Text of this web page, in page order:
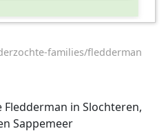
families/fledderman
in Slochteren,
Sappemeer